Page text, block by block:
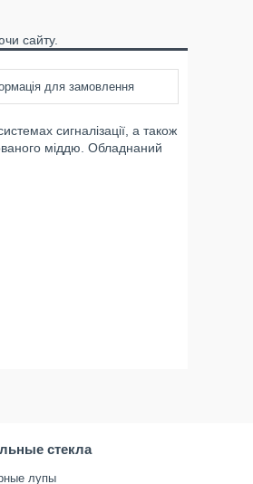
сайту.
для замовлення
сигналізації, а також
міддю. Обладнаний
стекла
лупы